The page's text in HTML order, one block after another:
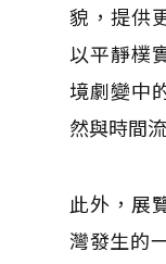
貌，提供
以平靜樸
境劇變中
然與時間
此外，展
灣發生的